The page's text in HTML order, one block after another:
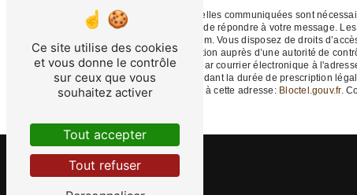
** Les données personnelles communiquées sont
traitants dans le seul but de répondre à votre message.
nobletfabrice6@gmail.com. Vous disposez de droits
d’introduire une réclamation auprès d’une autorité de
49270 Orée-d'Anjou ou par courrier électronique à
prise de contact puis pendant la durée de prescription
téléphonique, disponible à cette adresse: Bloctel.gouv.fr.
Ce site utilise des cookies
et vous donne le contrôle
sur ceux que vous
souhaitez activer
Tout accepter
Tout refuser